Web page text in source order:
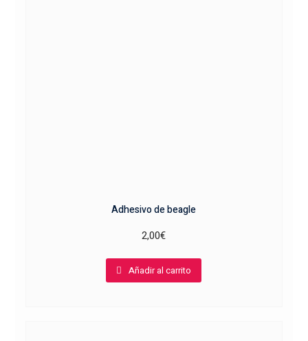
Adhesivo de beagle
2,00€
Añadir al carrito